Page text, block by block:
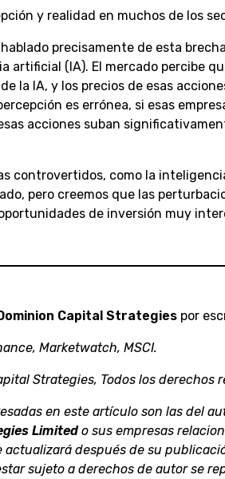
y realidad en muchos de los
precisamente de esta
artificial (IA). El mercado percibe
la IA, y los precios de esas
es errónea, si esas
acciones suban
controvertidos, como la
pero creemos que las
de inversión muy
Capital Strategies por
Marketwatch, MSCI.
Strategies, Todos los derechos
en este artículo son las del
Limitedo sus empresas
después de su
sujeto a derechos de autor se